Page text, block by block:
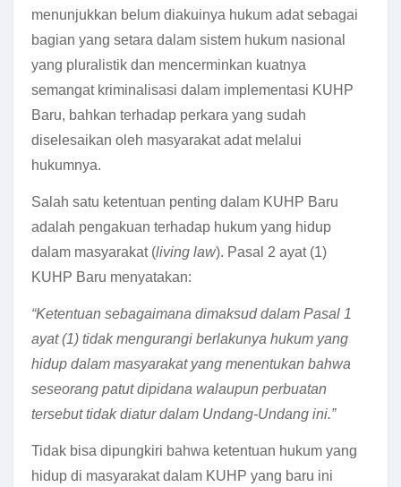
menunjukkan belum diakuinya hukum adat sebagai
bagian yang setara dalam sistem hukum nasional
yang pluralistik dan mencerminkan kuatnya
semangat kriminalisasi dalam implementasi KUHP
Baru, bahkan terhadap perkara yang sudah
diselesaikan oleh masyarakat adat melalui
hukumnya.
Salah satu ketentuan penting dalam KUHP Baru
adalah pengakuan terhadap hukum yang hidup
dalam masyarakat (living law). Pasal 2 ayat (1)
KUHP Baru menyatakan:
“Ketentuan sebagaimana dimaksud dalam Pasal 1
ayat (1) tidak mengurangi berlakunya hukum yang
hidup dalam masyarakat yang menentukan bahwa
seseorang patut dipidana walaupun perbuatan
tersebut tidak diatur dalam Undang-Undang ini.”
Tidak bisa dipungkiri bahwa ketentuan hukum yang
hidup di masyarakat dalam KUHP yang baru ini